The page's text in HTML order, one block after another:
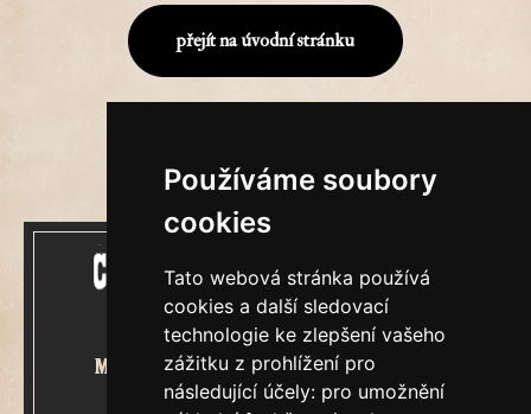
Používáme soubory
cookies
Tato webová stránka používá
cookies a další sledovací
technologie ke zlepšení vašeho
zážitku z prohlížení pro
následující účely: pro umožnění
přejít na úvodní stránku
Mecenášem Cimrmanova Zpravodaje
je společnost